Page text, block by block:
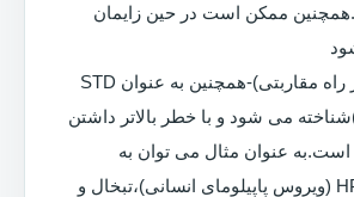
ممکن است در حین زایمان
(عفونت های منتقله از راه مقاربتی)-همچنین به عنوان STD
می شود و با خطر بالاتر داشتن
عنوان مثال می توان به
سفلیس،اچ آی وی،HPV (ویروس پاپیلومای انسانی)،تبخال و